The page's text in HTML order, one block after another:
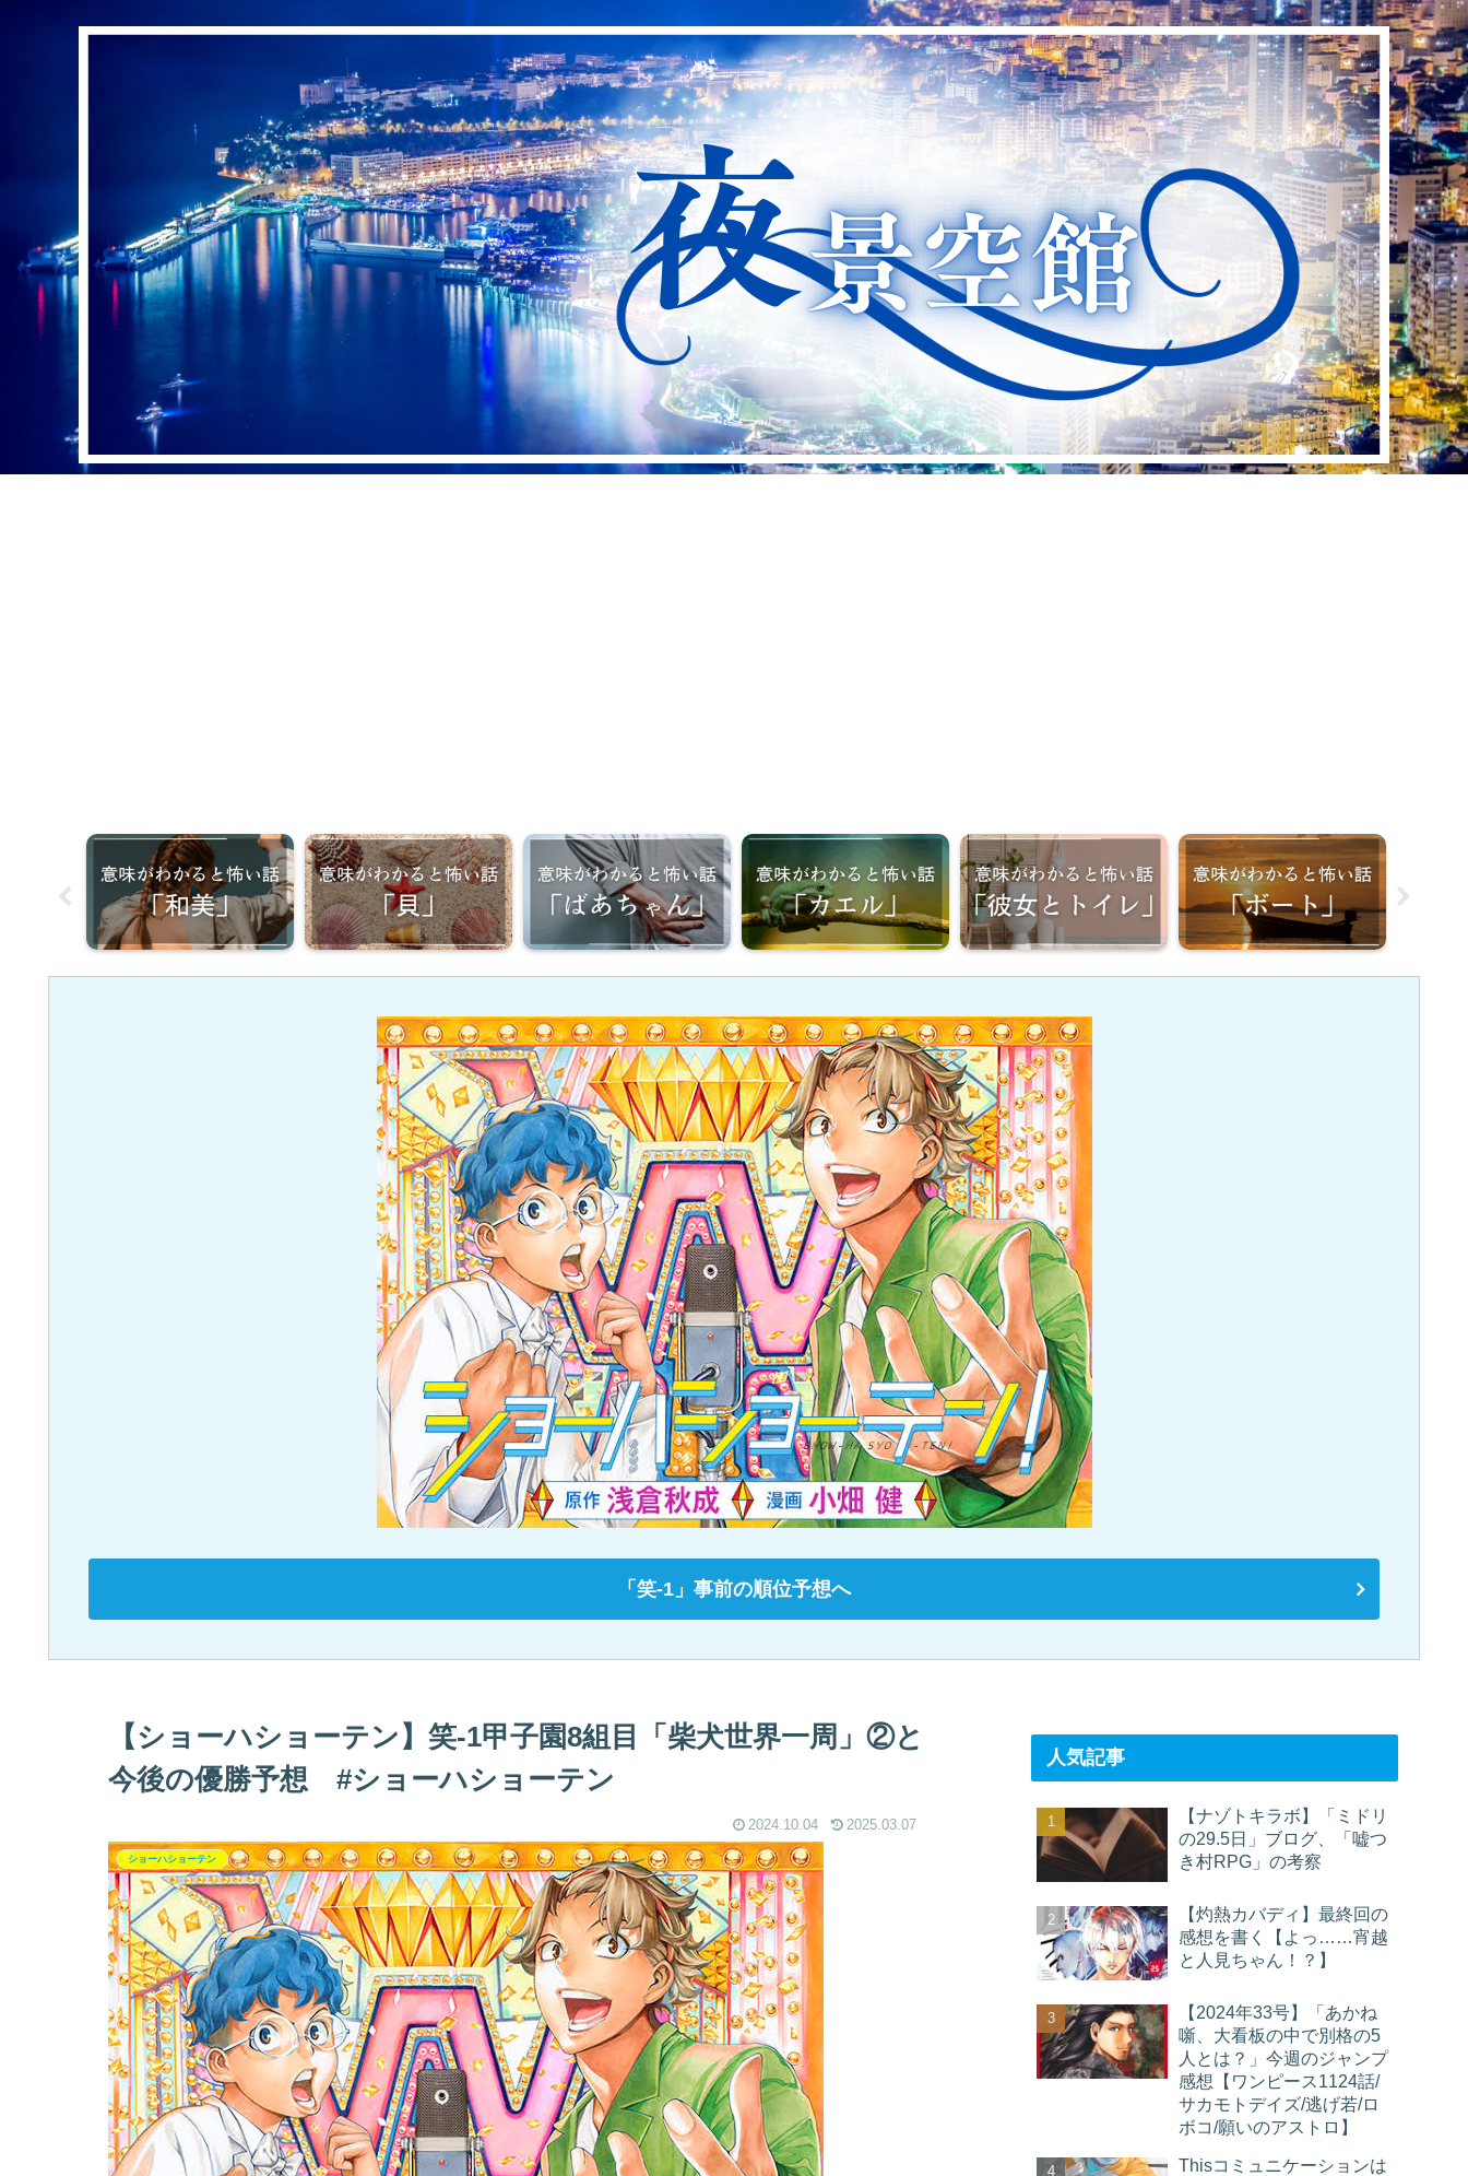
「笑-1」事前の順位予想へ
【ショーハショーテン】笑-1甲子園8組目「柴犬世界一周」②と
今後の優勝予想 #ショーハショーテン
2024.10.04 2025.03.07
ショーハショーテン
人気記事
【ナゾトキラボ】「ミドリ
の29.5日」ブログ、「嘘つ
き村RPG」の考察
【灼熱カバディ】最終回の
感想を書く【よっ……宵越
と人見ちゃん！？】
【2024年33号】「あかね
噺、大看板の中で別格の5
人とは？」今週のジャンプ
感想【ワンピース1124話/
サカモトデイズ/逃げ若/ロ
ボコ/願いのアストロ】
Thisコミュニケーションは